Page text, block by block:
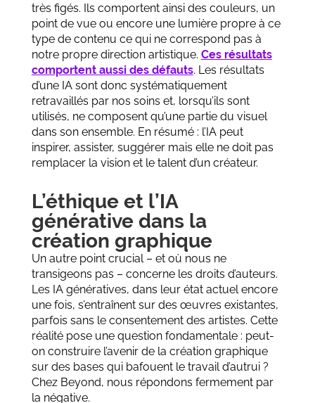
très figés. Ils comportent ainsi des couleurs, un
point de vue ou encore une lumière propre à ce
type de contenu ce qui ne correspond pas à
notre propre direction artistique. Ces résultats
comportent aussi des défauts. Les résultats
d’une IA sont donc systématiquement
retravaillés par nos soins et, lorsqu’ils sont
utilisés, ne composent qu’une partie du visuel
dans son ensemble. En résumé : l’IA peut
inspirer, assister, suggérer mais elle ne doit pas
remplacer la vision et le talent d’un créateur.
L’éthique et l’IA
générative dans la
création graphique
Un autre point crucial – et où nous ne
transigeons pas – concerne les droits d’auteurs.
Les IA génératives, dans leur état actuel encore
une fois, s’entraînent sur des œuvres existantes,
parfois sans le consentement des artistes. Cette
réalité pose une question fondamentale : peut-
on construire l’avenir de la création graphique
sur des bases qui bafouent le travail d’autrui ?
Chez Beyond, nous répondons fermement par
la négative.